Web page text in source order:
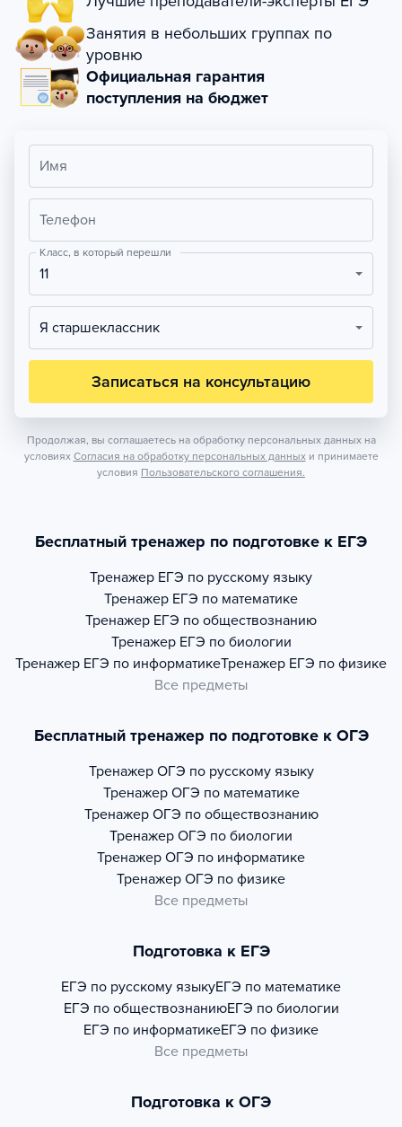
Занятия в небольших группах по
уровню
Официальная гарантия
поступления на бюджет
Имя
Телефон
Класс, в который перешли
11
Я старшеклассник
Записаться на консультацию
Продолжая, вы соглашаетесь на обработку персональных данных на
условиях Согласия на обработку персональных данных и принимаете
условия Пользовательского соглашения.
Бесплатный тренажер по подготовке к ЕГЭ
Тренажер ЕГЭ по русскому языку
Тренажер ЕГЭ по математике
Тренажер ЕГЭ по обществознанию
Тренажер ЕГЭ по биологии
Тренажер ЕГЭ по информатикеТренажер ЕГЭ по физике
Все предметы
Бесплатный тренажер по подготовке к ОГЭ
Тренажер ОГЭ по русскому языку
Тренажер ОГЭ по математике
Тренажер ОГЭ по обществознанию
Тренажер ОГЭ по биологии
Тренажер ОГЭ по информатике
Тренажер ОГЭ по физике
Все предметы
Подготовка к ЕГЭ
ЕГЭ по русскому языкуЕГЭ по математике
ЕГЭ по обществознаниюЕГЭ по биологии
ЕГЭ по информатикеЕГЭ по физике
Все предметы
Подготовка к ОГЭ